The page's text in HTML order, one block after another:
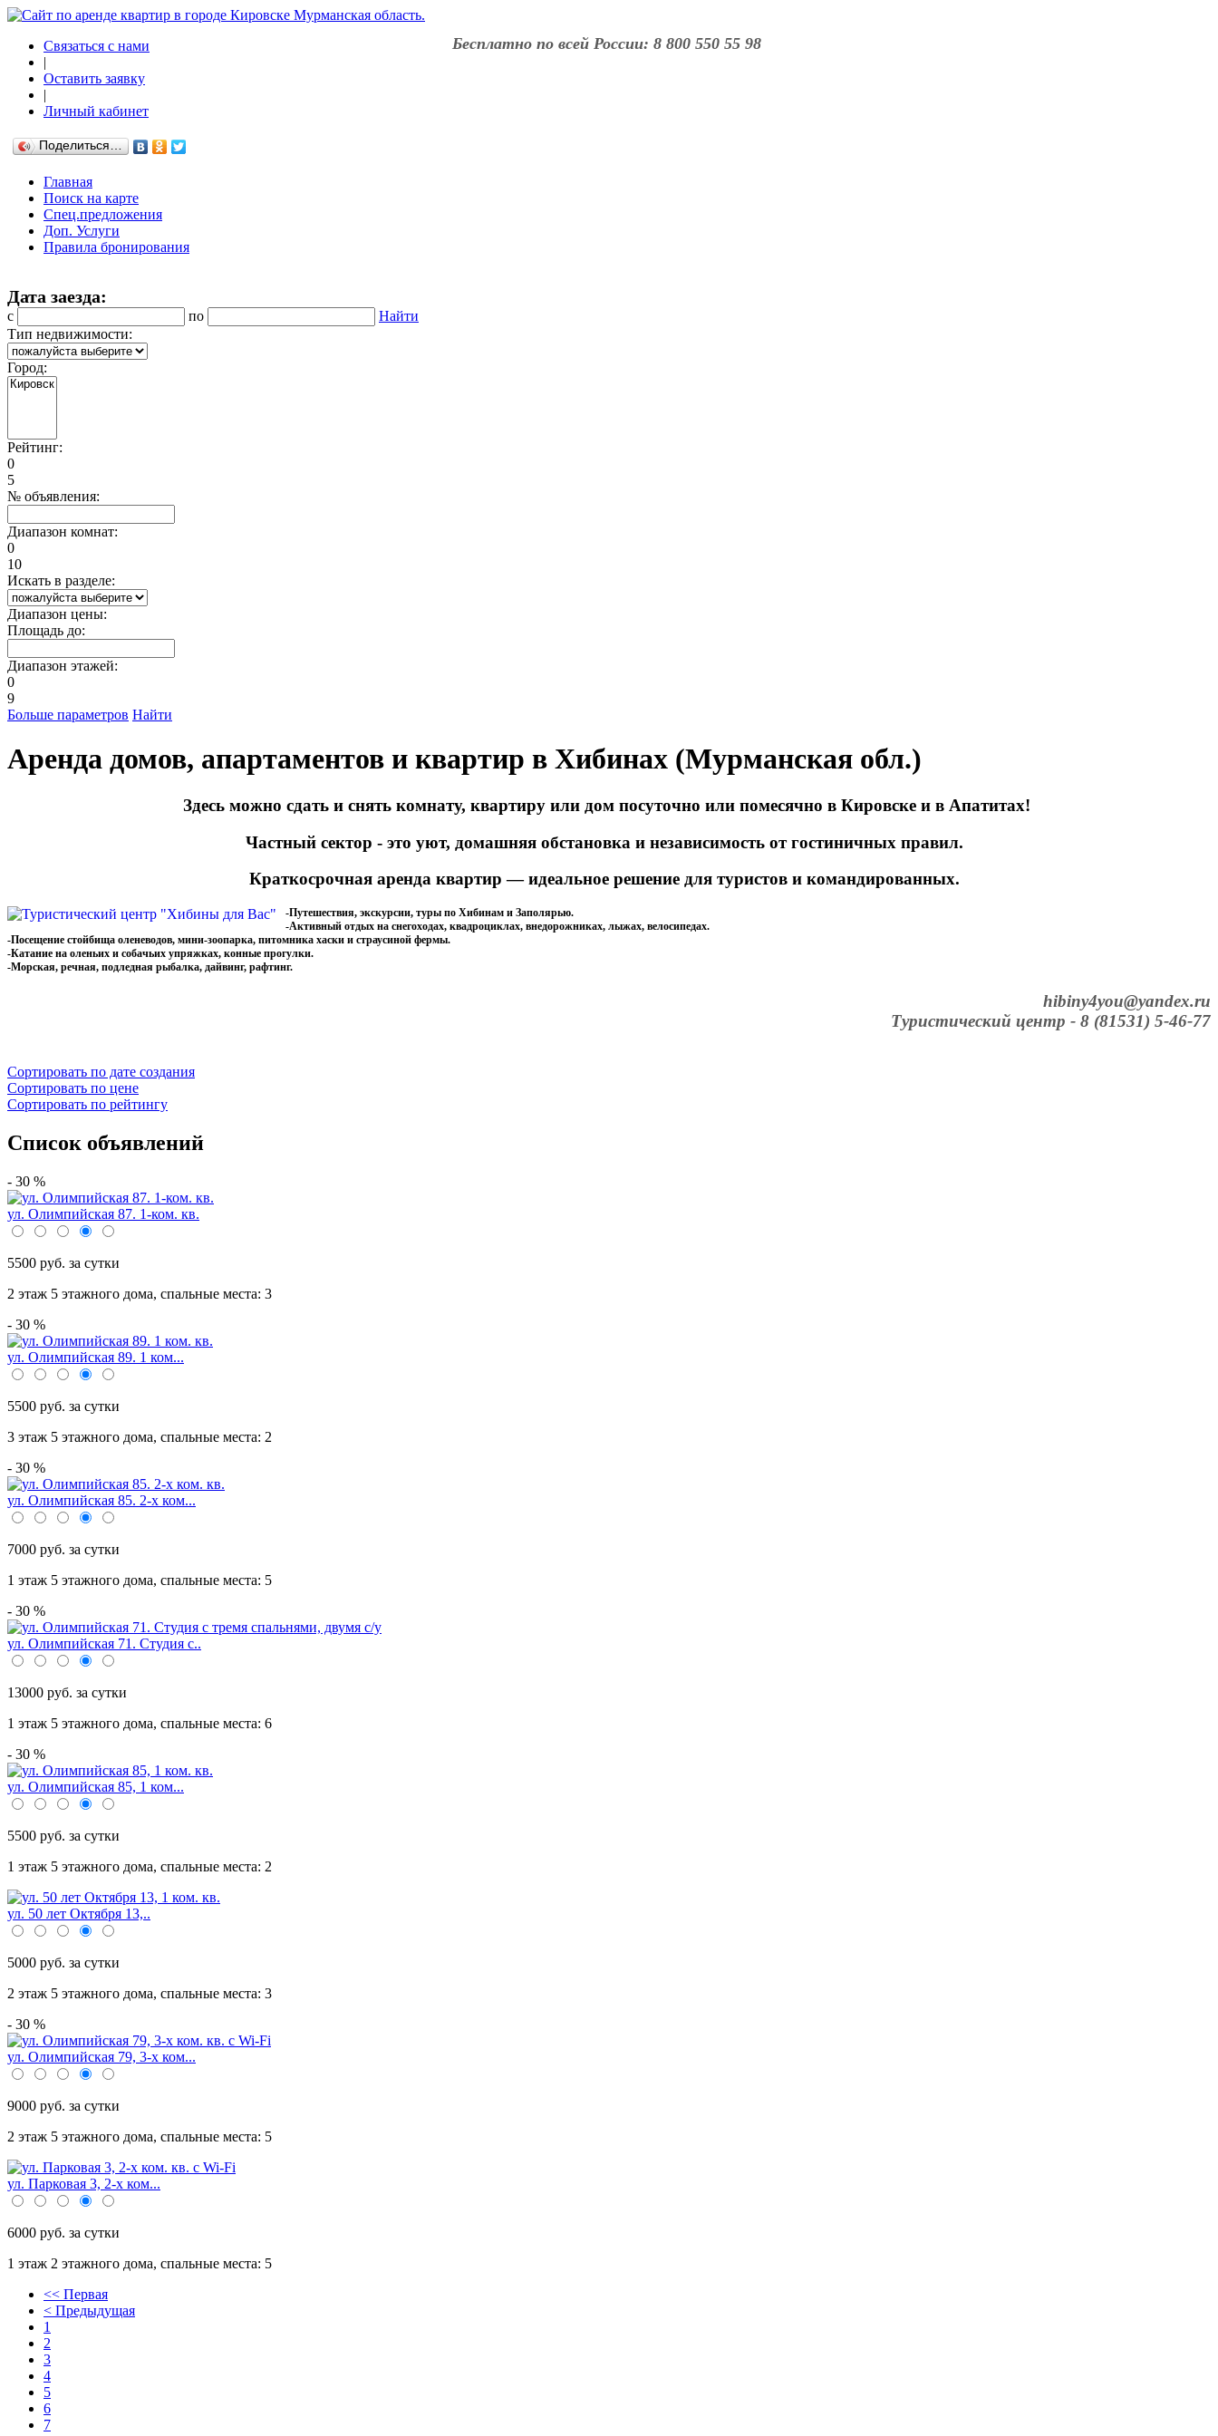
Бесплатно по всей России: 8 800 550 55 98
Связаться с нами
|
Оставить заявку
|
Личный кабинет
Поделиться…
Главная
Поиск на карте
Спец.предложения
Доп. Услуги
Правила бронирования
Дата заезда:
с по
Найти
Тип недвижимости:
Город:
Рейтинг:
0
5
№ объявления:
Диапазон комнат:
0
10
Искать в разделе:
Диапазон цены:
Площадь до:
Диапазон этажей:
0
9
Больше параметров Найти
Аренда домов, апартаментов и квартир в Хибинах (Мурманская обл.)
Здесь можно сдать и снять комнату, квартиру или дом посуточно или помесячно в Кировске и в Апатитах!
Частный сектор - это уют, домашняя обстановка и независимость от гостиничных правил.
Краткосрочная аренда квартир — идеальное решение для туристов и командированных.
-Путешествия, экскурсии, туры по Хибинам и Заполярью.
-Активный отдых на снегоходах, квадроциклах, внедорожниках, лыжах, велосипедах.
-Посещение стойбища оленеводов, мини-зоопарка, питомника хаски и страусиной фермы.
-Катание на оленьих и собачьих упряжках, конные прогулки.
-Морская, речная, подледная рыбалка, дайвинг, рафтинг.
hibiny4you@yandex.ru
Туристический центр - 8 (81531) 5-46-77
Сортировать по дате создания
Сортировать по цене
Сортировать по рейтингу
Список объявлений
- 30 %
ул. Олимпийская 87. 1-ком. кв.
5500 руб. за сутки
2 этаж 5 этажного дома, спальные места: 3
- 30 %
ул. Олимпийская 89. 1 ком...
5500 руб. за сутки
3 этаж 5 этажного дома, спальные места: 2
- 30 %
ул. Олимпийская 85. 2-х ком...
7000 руб. за сутки
1 этаж 5 этажного дома, спальные места: 5
- 30 %
ул. Олимпийская 71. Студия с..
13000 руб. за сутки
1 этаж 5 этажного дома, спальные места: 6
- 30 %
ул. Олимпийская 85, 1 ком...
5500 руб. за сутки
1 этаж 5 этажного дома, спальные места: 2
ул. 50 лет Октября 13,..
5000 руб. за сутки
2 этаж 5 этажного дома, спальные места: 3
- 30 %
ул. Олимпийская 79, 3-х ком...
9000 руб. за сутки
2 этаж 5 этажного дома, спальные места: 5
ул. Парковая 3, 2-х ком...
6000 руб. за сутки
1 этаж 2 этажного дома, спальные места: 5
<< Первая
< Предыдущая
1
2
3
4
5
6
7